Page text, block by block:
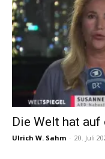
Die Welt hat
Ulrich W. Sahm - 20. Juli